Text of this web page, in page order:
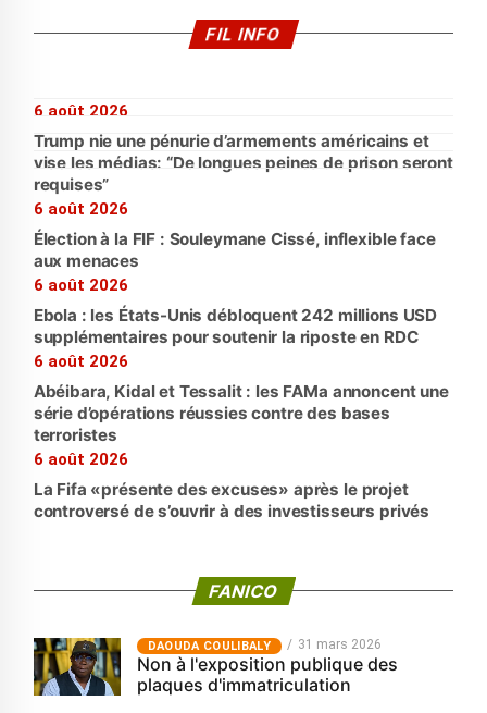
FIL INFO
6 août 2026
Trump nie une pénurie d’armements américains et
vise les médias: “De longues peines de prison seront
requises”
6 août 2026
Élection à la FIF : Souleymane Cissé, inflexible face
aux menaces
6 août 2026
Ebola : les États-Unis débloquent 242 millions USD
supplémentaires pour soutenir la riposte en RDC
6 août 2026
Abéibara, Kidal et Tessalit : les FAMa annoncent une
série d’opérations réussies contre des bases
terroristes
6 août 2026
La Fifa «présente des excuses» après le projet
controversé de s’ouvrir à des investisseurs privés
FANICO
‎DAOUDA COULIBALY 31 mars 2026
Non à l'exposition publique des
plaques d'immatriculation